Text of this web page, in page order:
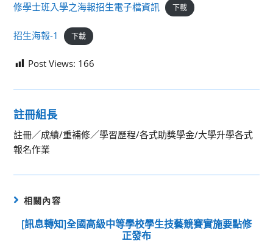
修學士班入學之海報招生電子檔資訊
下載
招生海報-1 下載
Post Views: 166
註冊組長
註冊／成績/重補修／學習歷程/各式助獎學金/大學升學各式
報名作業
相關內容
[訊息轉知]全國高級中等學校學生技藝競賽實施要點修
正發布